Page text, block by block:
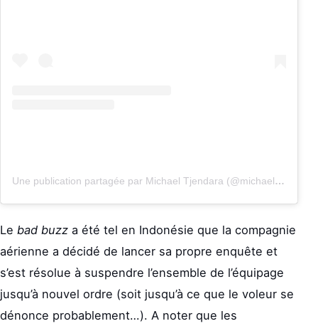
Une publication partagée par Michael Tjendara (@michaeltjendara)
Le bad buzz a été tel en Indonésie que la compagnie
aérienne a décidé de lancer sa propre enquête et
s’est résolue à suspendre l’ensemble de l’équipage
jusqu’à nouvel ordre (soit jusqu’à ce que le voleur se
dénonce probablement…). A noter que les